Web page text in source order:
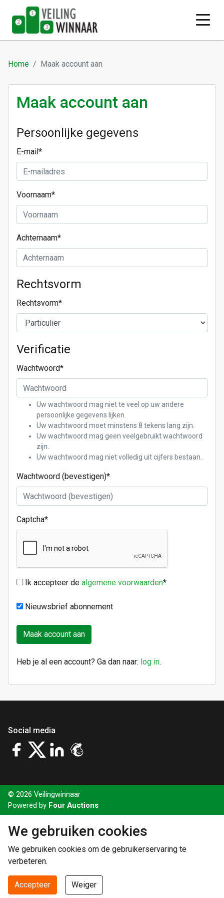
Home Maak account aan
Maak account aan
Persoonlijke gegevens
E-mail*
Voornaam*
Achternaam*
Rechtsvorm
Rechtsvorm*
Verificatie
Wachtwoord*
Uw wachtwoord mag niet te veel op uw andere
persoonlijke gegevens lijken.
Uw wachtwoord moet minstens 8 tekens lang zijn.
Uw wachtwoord mag geen veelgebruikt wachtwoord
zijn.
Uw wachtwoord mag niet volledig uit cijfers bestaan.
Wachtwoord (bevestigen)*
Captcha*
Ik accepteer de algemene voorwaarden*
Nieuwsbrief abonnement
Heb je al een account? Ga dan naar: log in.
Social media
© 2026 Veilingwinnaar
Powered by Four Auctions
We gebruiken cookies
We gebruiken cookies om de gebruikerservaring te
verbeteren.
Accepteer Weiger